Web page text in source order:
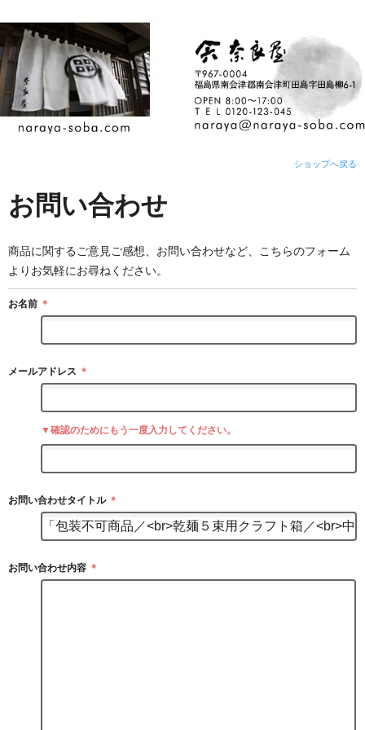
ショップへ戻る
お問い合わせ
商品に関するご意見ご感想、お問い合わせなど、こちらのフォーム
よりお気軽にお尋ねください。
お名前 ＊
メールアドレス ＊
▼確認のためにもう一度入力してください。
お問い合わせタイトル ＊
お問い合わせ内容 ＊